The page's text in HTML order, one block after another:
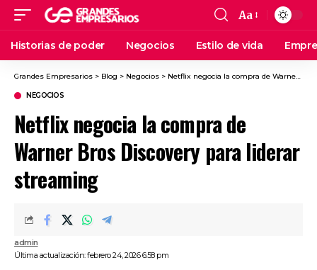
Aa
Historias de poder Negocios Estilo de vida
Grandes Empresarios > Blog > Negocios > Netflix negocia la compra de Warner Bros Discovery para liderar streaming
NEGOCIOS
Netflix negocia la compra de
Warner Bros Discovery para liderar
streaming
Última actualización: febrero 24, 2026 6:58 pm
admin